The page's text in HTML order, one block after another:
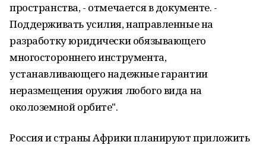
пространства, - отмечается в документе. -
Поддерживать усилия, направленные на
разработку юридически обязывающего
многостороннего инструмента,
устанавливающего надежные гарантии
неразмещения оружия любого вида на
околоземной орбите".
Россия и страны Африки планируют приложить